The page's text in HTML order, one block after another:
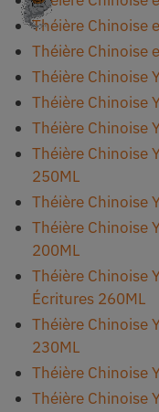
Théière Chinoise
Théière Chinoise
Théière Chinoise
Théière Chinoise
Théière Chinoise
Théière Chinoise
250ML
Théière Chinoise
Théière Chinoise
200ML
Théière Chinoise
Écritures 260ML
Théière Chinoise
230ML
Théière Chinoise
Théière Chinoise